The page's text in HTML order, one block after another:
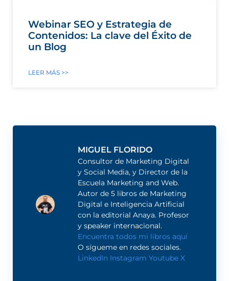
Webinar SEO y Estrategia de
Contenidos: La clave del Éxito de
un Blog
LEER MÁS >>
MIGUEL FLORIDO
Consultor de Marketing Digital
y Social Media, y Director de la
Escuela Marketing and Web.
Autor de 5 libros de Marketing
Digital e Inteligencia Artificial
con la editorial Anaya. Profesor
y speaker internacional.
Encuentra todos mi libros aquí
O sígueme en redes sociales.
LinkedIn Instagram Youtube X